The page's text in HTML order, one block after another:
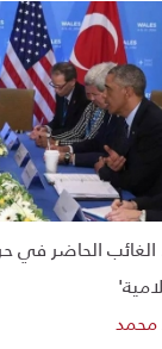
الغائب الحاضر في